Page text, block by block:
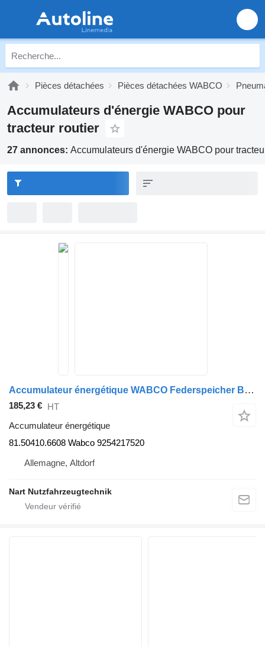
Pièces détachées Pièces détachées WABCO
Accumulateurs d'énergie WABCO pour
tracteur routier
27 annonces: Accumulateurs d'énergie WABCO pour
Accumulateur énergétique WABCO Federspeicher Bremszylinder 81.50410.6608 Wabco pour tracteur routier MAN TGA TGS TGX
185,23 € HT
Accumulateur énergétique
81.50410.6608 Wabco 9254217520
Allemagne, Altdorf
Nart Nutzfahrzeugtechnik